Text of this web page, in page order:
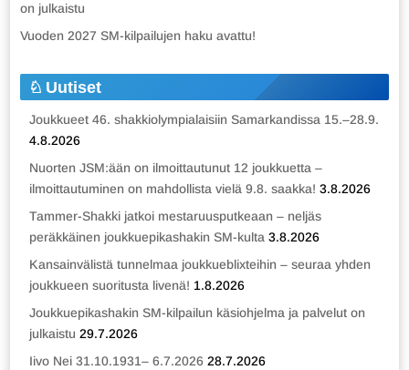
on julkaistu
Vuoden 2027 SM-kilpailujen haku avattu!
Uutiset
Joukkueet 46. shakkiolympialaisiin Samarkandissa 15.–28.9.
4.8.2026
Nuorten JSM:ään on ilmoittautunut 12 joukkuetta –
ilmoittautuminen on mahdollista vielä 9.8. saakka! 3.8.2026
Tammer-Shakki jatkoi mestaruusputkeaan – neljäs
peräkkäinen joukkuepikashakin SM-kulta 3.8.2026
Kansainvälistä tunnelmaa joukkueblixteihin – seuraa yhden
joukkueen suoritusta livenä! 1.8.2026
Joukkuepikashakin SM-kilpailun käsiohjelma ja palvelut on
julkaistu 29.7.2026
Iivo Nei 31.10.1931– 6.7.2026 28.7.2026